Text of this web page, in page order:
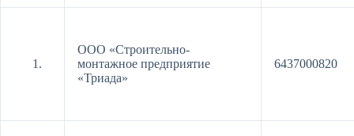
ООО «Строительно-
монтажное предприятие
«Триада»
6437000820